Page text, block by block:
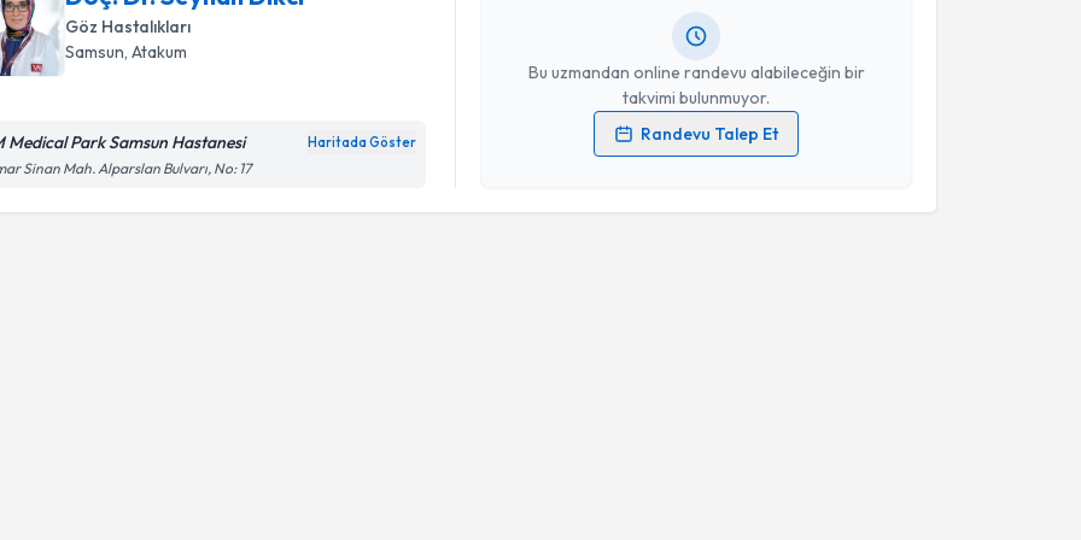
Göz Hastalıkları
Samsun, Atakum
Medical Park Samsun Hastanesi Haritada Göster
Sinan Mah. Alparslan Bulvarı, No: 17
Bu uzmandan online randevu alabileceğin bir
takvimi bulunmuyor.
Randevu Talep Et
Kişisel verilerimin işlenmesine ilişkinAydınlatma Metni
işlenmesini kabul ediyorum.